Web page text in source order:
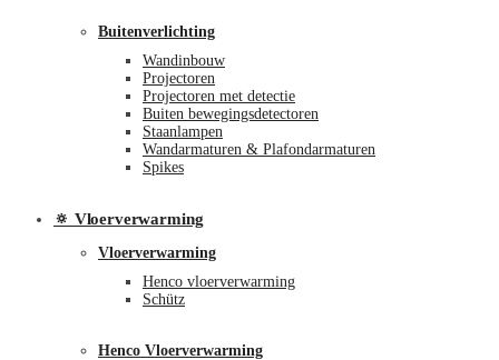
Buitenverlichting
Wandinbouw
Projectoren
Projectoren met detectie
Buiten bewegingsdetectoren
Staanlampen
Wandarmaturen & Plafondarmaturen
Spikes
🔅 Vloerverwarming
Vloerverwarming
Henco vloerverwarming
Schütz
Henco Vloerverwarming